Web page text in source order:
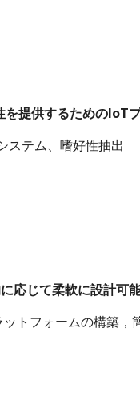
提供するためのIoT
ステム、嗜好性抽出
じて柔軟に設計可
トフォームの構築